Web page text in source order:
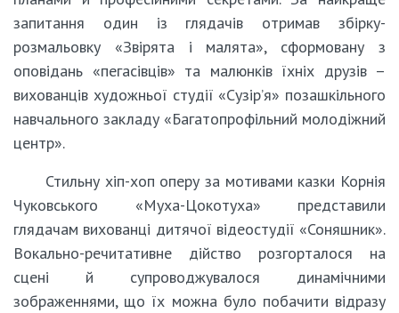
запитання один із глядачів отримав збірку-
розмальовку «Звірята і малята», сформовану з
оповідань «пегасівців» та малюнків їхніх друзів –
вихованців художньої студії «Сузір’я» позашкільного
навчального закладу «Багатопрофільний молодіжний
центр».
Стильну хіп-хоп оперу за мотивами казки Корнія
Чуковського «Муха-Цокотуха» представили
глядачам вихованці дитячої відеостудії «Соняшник».
Вокально-речитативне дійство розгорталося на
сцені й супроводжувалося динамічними
зображеннями, що їх можна було побачити відразу